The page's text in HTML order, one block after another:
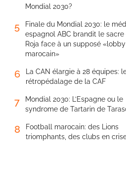
Mondial 2030?
5
Finale du Mondial 2030: le
espagnol ABC brandit le sacre
Roja face à un supposé «lobby
marocain»
6
La CAN élargie à 28 équipes:
rétropédalage de la CAF
7
Mondial 2030: L’Espagne ou le
syndrome de Tartarin de
8
Football marocain: des Lions
triomphants, des clubs en